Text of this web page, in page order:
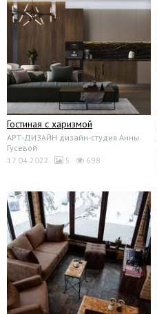
Гостиная с харизмой
АРТ-ДИЗАЙН дизайн-студия Анны
Гусевой
17.04.2022
5 698